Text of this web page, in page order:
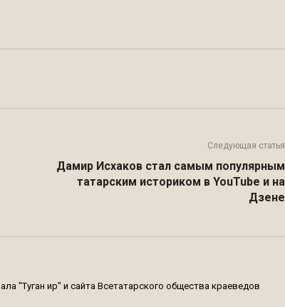
Следующая статья
Дамир Исхаков стал самым популярным
татарским историком в YouTube и на
Дзене
"Туган җир" и сайта Всетатарского общества краеведов